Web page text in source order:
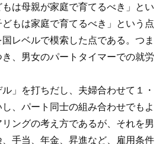
は母親が家庭で育てるべき」とい
もは家庭で育てるべき」という点
レベルで模索した点である。つま
、男女のパートタイマーでの就労
」を打ちだし、夫婦合わせて１・
、パート同士の組み合わせでもよ
ングの考え方であるが、それを男
手当、年金、昇進など、雇用条件